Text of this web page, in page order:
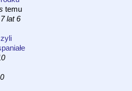
temu
7 lat 6